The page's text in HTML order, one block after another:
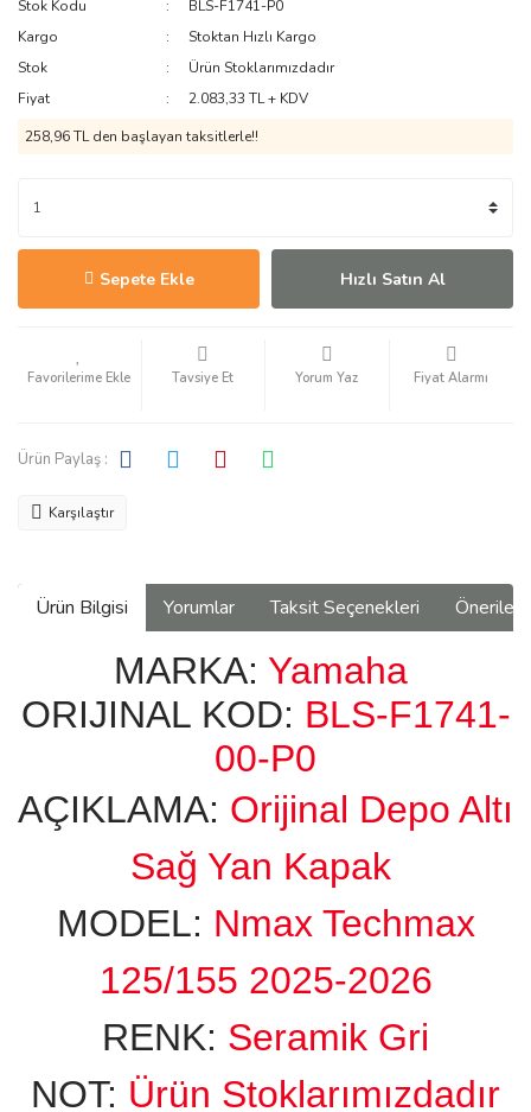
Stok Kodu
BLS-F1741-P0
Kargo
Stoktan Hızlı Kargo
Stok
Ürün Stoklarımızdadır
Fiyat
2.083,33 TL + KDV
258,96 TL den başlayan taksitlerle!!
Sepete Ekle Hızlı Satın Al
Tavsiye Et Yorum Yaz Fiyat Alarmı
Ürün Paylaş :
Karşılaştır
Ürün Bilgisi Yorumlar Taksit Seçenekleri
MARKA: Yamaha
ORIJINAL KOD: BLS-F1741-
00-P0
AÇIKLAMA: Orijinal Depo Altı
Sağ Yan Kapak
MODEL: Nmax Techmax
125/155 2025-2026
RENK: Seramik Gri
NOT: Ürün Stoklarımızdadır